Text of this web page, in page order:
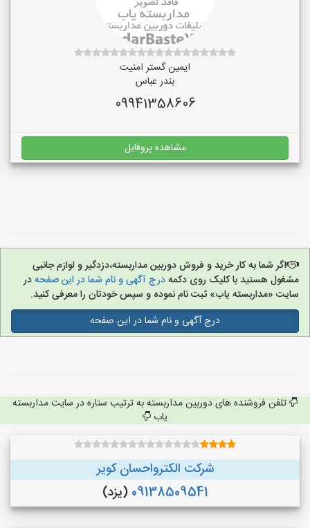
ایمین گستر امنیت
بندر عباس
09941358606
مشاهده پروفایل
اگر شما به کار خرید و فروش دوربین مداربسته،دزدگیر و لوازم جانبی
مشغول هستید با کلیک روی دکمهدرج آگهی و نام شما در این صفحهدر
سایت «مداربسته یاب» ثبت نام نموده و سپس خودتان را معرفی کنید.
درج آگهی و نام شما در این صفحه
تلفن فروشنده های دوربین مداربسته به ترتیب ستاره در سایت مداربسته
یاب
شرکت الکترواحسان کویر
09138509541 (یزد)